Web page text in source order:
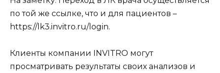
по той же ссылке, что и для пациентов –
https://lk3.invitro.ru/login.
Клиенты компании INVITRO могут
просматривать результаты своих анализов и